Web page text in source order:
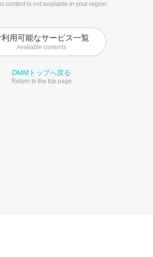
content is not available in your region.
利用可能なサービス一覧
Available contents
DMMトップへ戻る
Return to the top page